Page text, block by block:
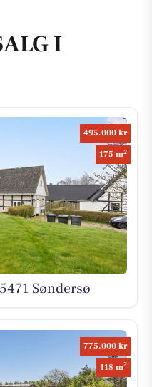
I
495.000 kr
175 m2
Søndersø
775.000 kr
118 m2